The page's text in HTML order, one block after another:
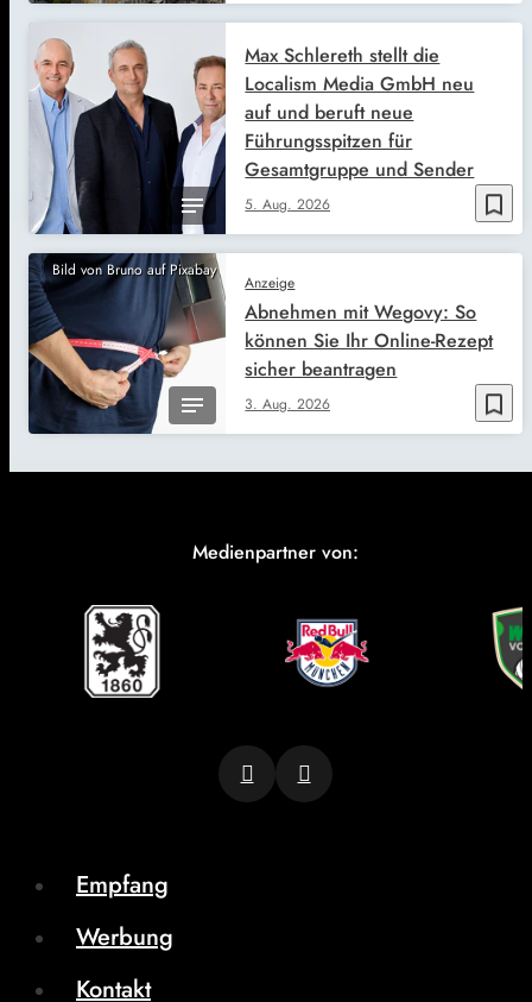
bookmark_border
5. Aug. 2026
Max Schlereth stellt die
Localism Media GmbH neu
auf und beruft neue
Führungsspitzen für
Gesamtgruppe und Sender
Bild von Bruno auf Pixabay
bookmark_border
Anzeige
3. Aug. 2026
Abnehmen mit Wegovy: So
können Sie Ihr Online-Rezept
sicher beantragen
Medienpartner von:
Empfang
Werbung
Kontakt